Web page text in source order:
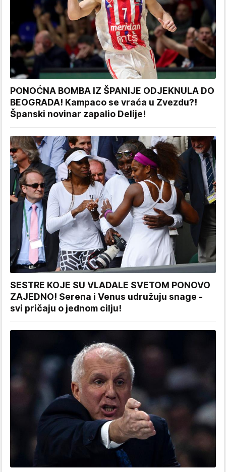
PONOĆNA BOMBA IZ ŠPANIJE ODJEKNULA DO
BEOGRADA! Kampaco se vraća u Zvezdu?!
Španski novinar zapalio Delije!
SESTRE KOJE SU VLADALE SVETOM PONOVO
ZAJEDNO! Serena i Venus udružuju snage -
svi pričaju o jednom cilju!